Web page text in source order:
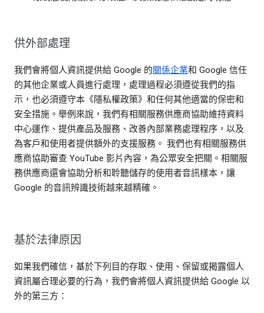
供外部處理
我們會將個人資訊提供給 Google 的關係企業和 Google 信任
的其他企業或人員進行處理，處理過程必須遵從我們的指
示，也必須遵守本《隱私權政策》和任何其他適當的保密和
安全措施。舉例來說，我們有相關服務供應商協助維持資料
中心運作、提供產品及服務、改善內部業務處理程序，以及
為客戶和使用者提供額外的支援服務。 我們也有相關服務供
應商協助審查 YouTube 影片內容，為公眾安全把關。相關服
務供應商還會協助分析和聆聽儲存的使用者音訊樣本，讓
Google 的音訊辨識技術越來越精確。
基於法律原因
如果我們確信，基於下列目的存取、使用、保留或揭露個人
資訊屬合理必要的行為，我們會將個人資訊提供給 Google 以
外的第三方：